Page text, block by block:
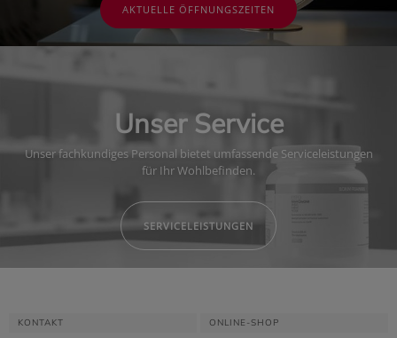
AKTUELLE ÖFFNUNGSZEITEN
Unser Service
Unser fachkundiges Personal bietet umfassende Serviceleistungen
für Ihr Wohlbefinden.
SERVICELEISTUNGEN
KONTAKT ONLINE-SHOP